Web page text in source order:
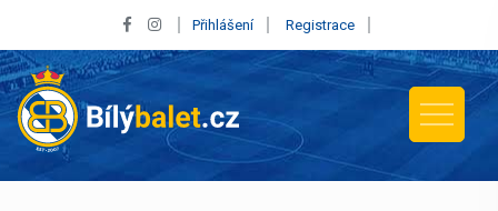
Přihlášení Registrace